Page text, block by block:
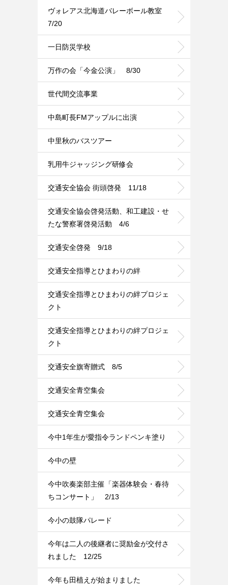
ヴォレアス北海道バレーボール教室
7/20
一日防災学校
万作の会「今金公演」 8/30
世代間交流事業
中島町長FMアップルに出演
中里秋のバスツアー
乳用牛ジャッジング研修会
交通安全協会 街頭啓発 11/18
交通安全協会啓発活動、和工建設・せ
たな警察署啓発活動 4/6
交通安全啓発 9/18
交通安全指導とひまわりの絆
交通安全指導とひまわりの絆プロジェ
クト
交通安全指導とひまわりの絆プロジェ
クト
交通安全旗寄贈式 8/5
交通安全青空集会
交通安全青空集会
今中1年生が愛指令ランドペンキ塗り
今中の壁
今中吹奏楽部主催「楽器体験会・春待
ちコンサート」 2/13
今小の鼓隊パレード
今年は二人の後継者に奨励金が交付さ
れました 12/25
今年も田植えが始まりました